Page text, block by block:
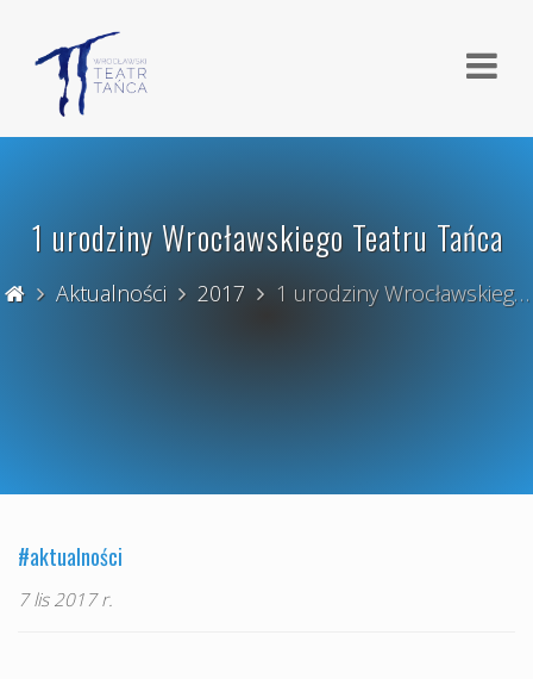
1 urodziny Wrocławskiego Teatru Tańca
Aktualności 2017 1 urodziny Wrocławskieg…
#aktualności
7 lis 2017 r.